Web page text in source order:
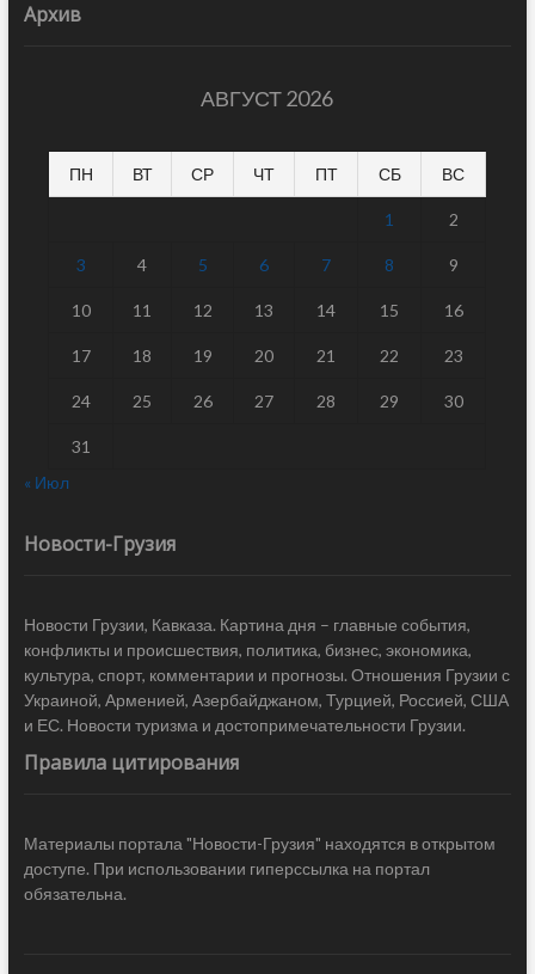
Архив
АВГУСТ 2026
ПН ВТ СР ЧТ ПТ СБ ВС
1 2
3 4 5 6 7 8 9
10 11 12 13 14 15 16
17 18 19 20 21 22 23
24 25 26 27 28 29 30
31
« Июл
Новости-Грузия
Новости Грузии, Кавказа. Картина дня – главные события,
конфликты и происшествия, политика, бизнес, экономика,
культура, спорт, комментарии и прогнозы. Отношения Грузии с
Украиной, Арменией, Азербайджаном, Турцией, Россией, США
и ЕС. Новости туризма и достопримечательности Грузии.
Правила цитирования
Материалы портала "Новости-Грузия" находятся в открытом
доступе. При использовании гиперссылка на портал
обязательна.